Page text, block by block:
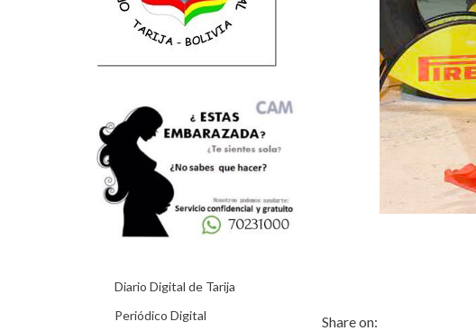
Share on:
Diario Digital de Tarija
Periódico Digital